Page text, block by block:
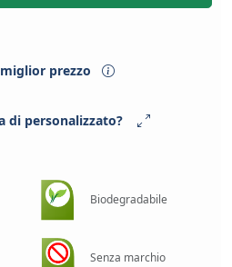
prezzo
di personalizzato?
Biodegradabile
Senza marchio